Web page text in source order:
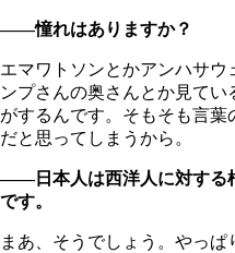
――憧れはありますか？
エマワトソンとかアンハサ
ンプさんの奥さんとか見て
がするんです。そもそも言葉
だと思ってしまうから。
――日本人は西洋人に対する
です。
まあ、そうでしょう。やっ